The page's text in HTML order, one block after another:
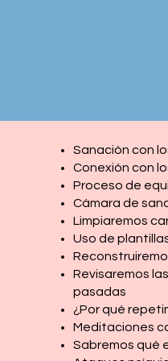
Sanación con
Conexión con
Proceso de
Cámara de
Limpiaremos
Uso de
Revisaremos
pasadas
¿Por qué
Meditaciones
Sabremos qué